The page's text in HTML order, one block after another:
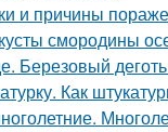
и причины
смородины
Березовый
Как